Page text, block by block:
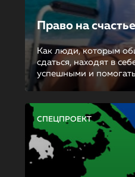
Право на счастье
Как люди, которым
сдаться, находят в
успешными и
СПЕЦПРОЕКТ